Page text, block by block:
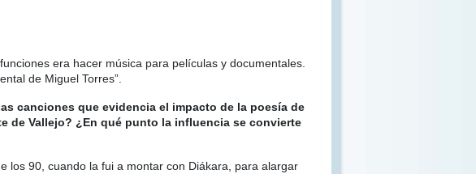
era hacer música para películas y documentales.
de Miguel Torres”.
canciones que evidencia el impacto de la poesía de
de Vallejo? ¿En qué punto la influencia se convierte
los 90, cuando la fui a montar con Diákara, para alargar